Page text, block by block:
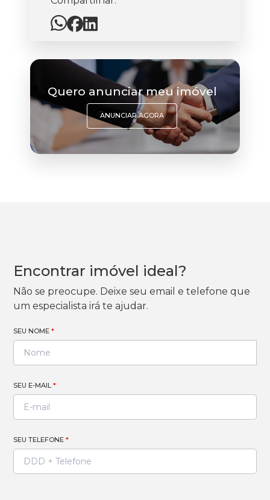
Quero anunciar meu imóvel
ANUNCIAR AGORA
Encontrar imóvel ideal?
Não se preocupe. Deixe seu email e telefone que
um especialista irá te ajudar.
SEU NOME*
SEU E-MAIL*
SEU TELEFONE*